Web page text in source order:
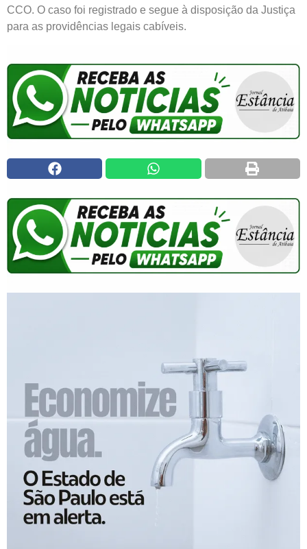
CCO. O caso foi registrado e segue à disposição da Justiça
para as providências legais cabíveis.